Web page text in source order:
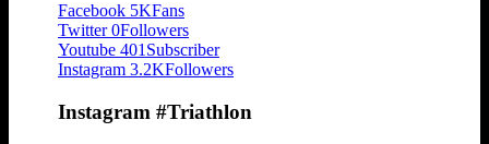
Facebook 5KFans
Twitter 0Followers
Youtube 401 Subscriber
Instagram 3.2KFollowers
Instagram #Triathlon